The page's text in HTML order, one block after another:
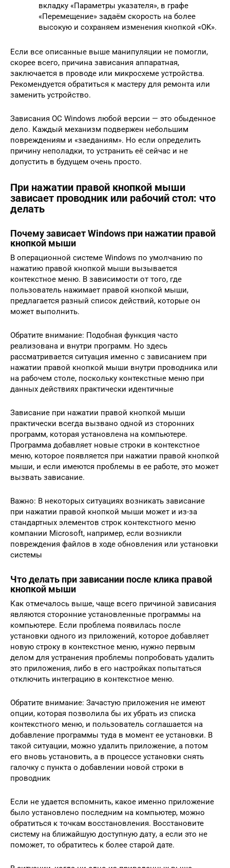
вкладку «Параметры указателя», в графе
«Перемещение» задаём скорость на более
высокую и сохраняем изменения кнопкой «OK».
Если все описанные выше манипуляции не помогли,
скорее всего, причина зависания аппаратная,
заключается в проводе или микросхеме устройства.
Рекомендуется обратиться к мастеру для ремонта или
заменить устройство.
Зависания ОС Windows любой версии — это обыденное
дело. Каждый механизм подвержен небольшим
повреждениям и «заеданиям». Но если определить
причину неполадки, то устранить её сейчас и не
допустить в будущем очень просто.
При нажатии правой кнопкой мыши
зависает проводник или рабочий стол: что
делать
Почему зависает Windows при нажатии правой
кнопкой мыши
В операционной системе Windows по умолчанию по
нажатию правой кнопкой мыши вызывается
контекстное меню. В зависимости от того, где
пользователь нажимает правой кнопкой мыши,
предлагается разный список действий, которые он
может выполнить.
Обратите внимание: Подобная функция часто
реализована и внутри программ. Но здесь
рассматривается ситуация именно с зависанием при
нажатии правой кнопкой мыши внутри проводника или
на рабочем столе, поскольку контекстные меню при
данных действиях практически идентичные
Зависание при нажатии правой кнопкой мыши
практически всегда вызвано одной из сторонних
программ, которая установлена на компьютере.
Программа добавляет новые строки в контекстное
меню, которое появляется при нажатии правой кнопкой
мыши, и если имеются проблемы в ее работе, это может
вызвать зависание.
Важно: В некоторых ситуациях возникать зависание
при нажатии правой кнопкой мыши может и из-за
стандартных элементов строк контекстного меню
компании Microsoft, например, если возникли
повреждения файлов в ходе обновления или установки
системы
Что делать при зависании после клика правой
кнопкой мыши
Как отмечалось выше, чаще всего причиной зависания
являются сторонние установленные программы на
компьютере. Если проблема появилась после
установки одного из приложений, которое добавляет
новую строку в контекстное меню, нужно первым
делом для устранения проблемы попробовать удалить
это приложения, либо в его настройках попытаться
отключить интеграцию в контекстное меню.
Обратите внимание: Зачастую приложения не имеют
опции, которая позволила бы их убрать из списка
контекстного меню, и пользователь соглашается на
добавление программы туда в момент ее установки. В
такой ситуации, можно удалить приложение, а потом
его вновь установить, а в процессе установки снять
галочку с пункта о добавлении новой строки в
проводник
Если не удается вспомнить, какое именно приложение
было установлено последним на компьютер, можно
обратиться к точкам восстановления. Восстановите
систему на ближайшую доступную дату, а если это не
поможет, то обратитесь к более старой дате.